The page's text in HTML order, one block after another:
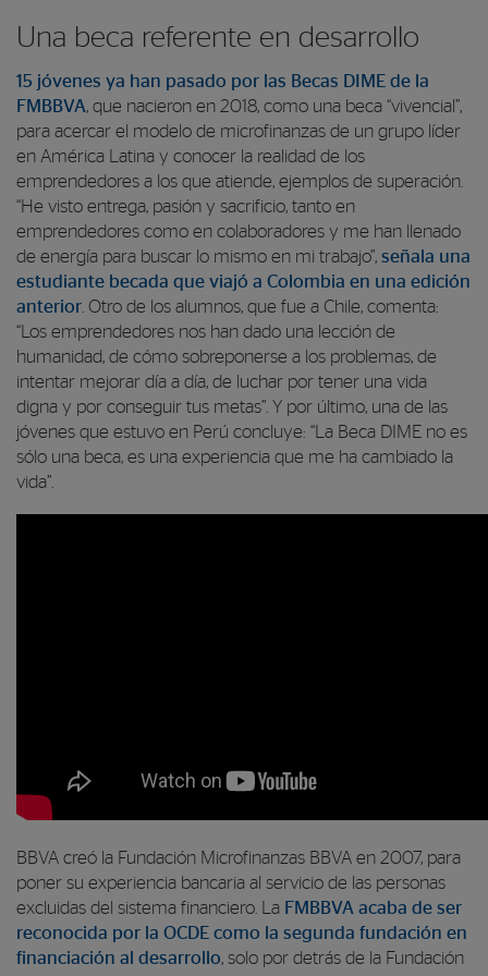
Una beca referente en desarrollo
15 jóvenes ya han pasado por las Becas DIME de la
FMBBVA, que nacieron en 2018, como una beca “vivencial”,
para acercar el modelo de microfinanzas de un grupo líder
en América Latina y conocer la realidad de los
emprendedores a los que atiende, ejemplos de superación.
“He visto entrega, pasión y sacrificio, tanto en
emprendedores como en colaboradores y me han llenado
de energía para buscar lo mismo en mi trabajo”, señala una
estudiante becada que viajó a Colombia en una edición
anterior . Otro de los alumnos, que fue a Chile, comenta:
“Los emprendedores nos han dado una lección de
humanidad, de cómo sobreponerse a los problemas, de
intentar mejorar día a día, de luchar por tener una vida
digna y por conseguir tus metas”. Y por último, una de las
jóvenes que estuvo en Perú concluye: “La Beca DIME no es
sólo una beca, es una experiencia que me ha cambiado la
vida”.
BBVA creó la Fundación Microfinanzas BBVA en 2007, para
poner su experiencia bancaria al servicio de las personas
excluidas del sistema financiero. La FMBBVA acaba de ser
reconocida por la OCDE como la segunda fundación en
financiación al desarrollo, solo por detrás de la Fundación